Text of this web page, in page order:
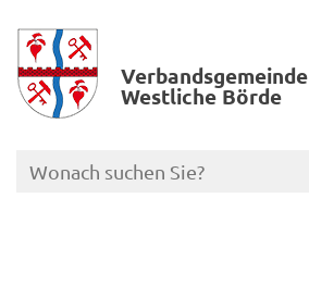
Verbands­gemeinde
Westliche Börde